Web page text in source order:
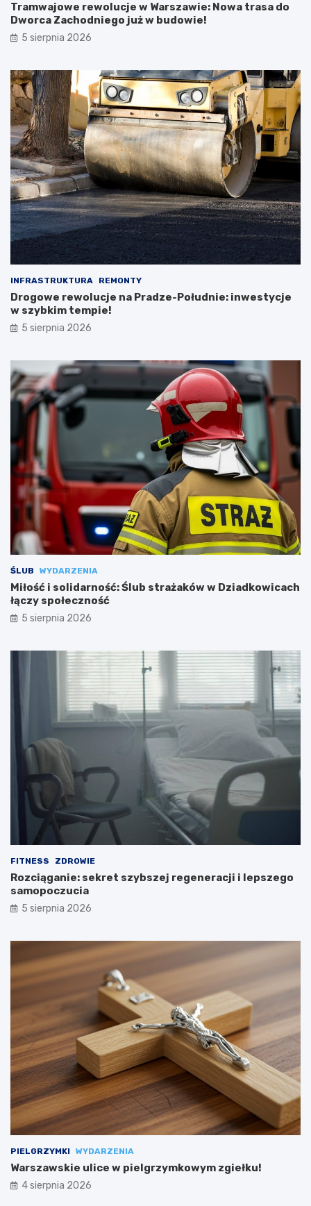
Tramwajowe rewolucje w Warszawie: Nowa trasa do
Dworca Zachodniego już w budowie!
5 sierpnia 2026
INFRASTRUKTURA REMONTY
Drogowe rewolucje na Pradze-Południe: inwestycje
w szybkim tempie!
5 sierpnia 2026
ŚLUB WYDARZENIA
Miłość i solidarność: Ślub strażaków w Dziadkowicach
łączy społeczność
5 sierpnia 2026
FITNESS ZDROWIE
Rozciąganie: sekret szybszej regeneracji i lepszego
samopoczucia
5 sierpnia 2026
PIELGRZYMKI WYDARZENIA
Warszawskie ulice w pielgrzymkowym zgiełku!
4 sierpnia 2026